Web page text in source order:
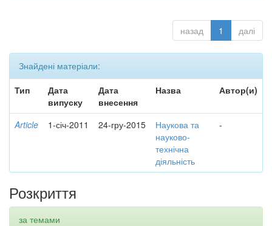
назад 1 далі
Знайдені матеріали:
Тип
Дата
випуску
Дата
внесення
Назва Автор(и)
Article 1-січ-2011 24-гру-2015
Наукова та
науково-
технічна
діяльність
-
Розкриття
за темами